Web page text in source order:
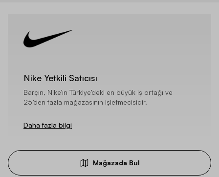
Nike Yetkili Satıcısı
Barçın, Nike’ın Türkiye’deki en büyük iş ortağı ve
25’den fazla mağazasının işletmecisidir.
Daha fazla bilgi
Mağazada Bul